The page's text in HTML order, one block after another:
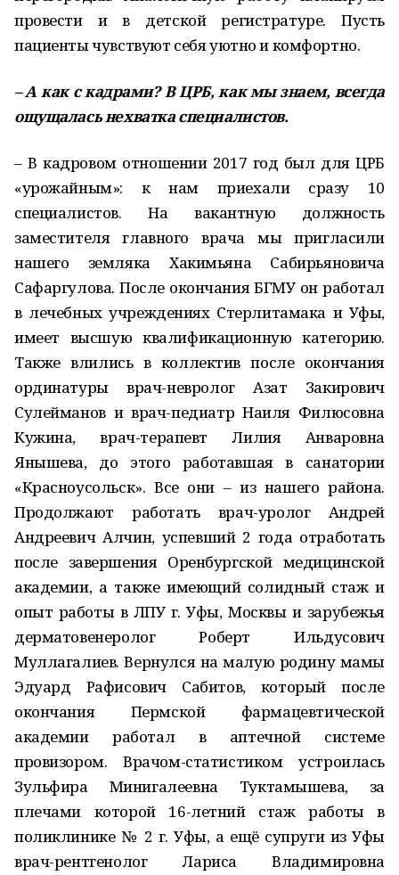
провести и в детской регистратуре. Пусть
пациенты чувствуют себя уютно и комфортно.
– А как с кадрами? В ЦРБ, как мы знаем, всегда
ощущалась нехватка специалистов.
– В кадровом отношении 2017 год был для ЦРБ
«урожайным»: к нам приехали сразу 10
специалистов. На вакантную должность
заместителя главного врача мы пригласили
нашего земляка Хакимьяна Сабирьяновича
Сафаргулова. После окончания БГМУ он работал
в лечебных учреждениях Стерлитамака и Уфы,
имеет высшую квалификационную категорию.
Также влились в коллектив после окончания
ординатуры врач-невролог Азат Закирович
Сулейманов и врач-педиатр Наиля Филюсовна
Кужина, врач-терапевт Лилия Анваровна
Янышева, до этого работавшая в санатории
«Красноусольск». Все они – из нашего района.
Продолжают работать врач-уролог Андрей
Андреевич Алчин, успевший 2 года отработать
после завершения Оренбургской медицинской
академии, а также имеющий солидный стаж и
опыт работы в ЛПУ г. Уфы, Москвы и зарубежья
дерматовенеролог Роберт Ильдусович
Муллагалиев. Вернулся на малую родину мамы
Эдуард Рафисович Сабитов, который после
окончания Пермской фармацевтической
академии работал в аптечной системе
провизором. Врачом-статистиком устроилась
Зульфира Минигалеевна Туктамышева, за
плечами которой 16-летний стаж работы в
поликлинике № 2 г. Уфы, а ещё супруги из Уфы
врач-рентгенолог Лариса Владимировна